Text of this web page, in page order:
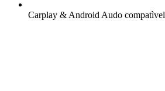
Carplay & Android Audo compatìvel